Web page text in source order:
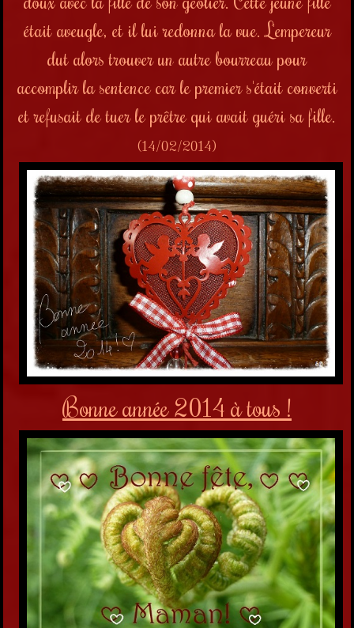
était aveugle, et il lui redonna la vue. L'empereur
dut alors trouver un autre bourreau pour
accomplir la sentence car le premier s'était converti
et refusait de tuer le prêtre qui avait guéri sa fille.
(14/02/2014)
Bonne année 2014 à tous !